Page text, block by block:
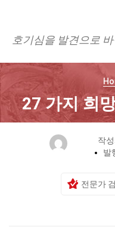
호기심을 발견으로
27 가지 희
작
발
전문가